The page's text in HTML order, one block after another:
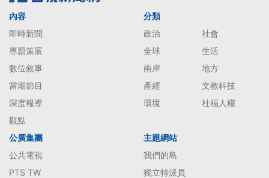
內容
即時新聞
專題策展
數位敘事
當期節目
深度報導
觀點
分類
政治
社會
全球
生活
兩岸
地方
產經
文教科技
環境
社福人權
公廣集團
公共電視
PTS TW
主題網站
我們的島
獨立特派員